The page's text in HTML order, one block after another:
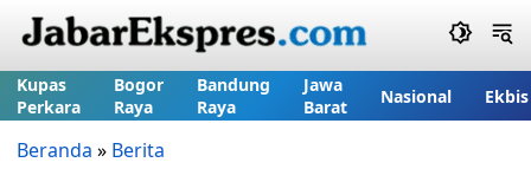
Kupas
Perkara
Bogor
Raya
Bandung
Raya
Jawa
Barat
Nasional Ekbis
Beranda » Berita